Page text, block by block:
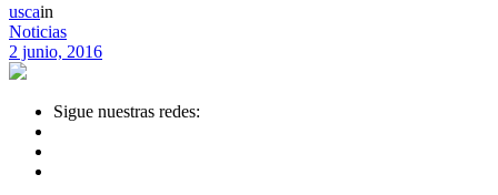
uscain
Noticias
2 junio, 2016
Sigue nuestras redes: